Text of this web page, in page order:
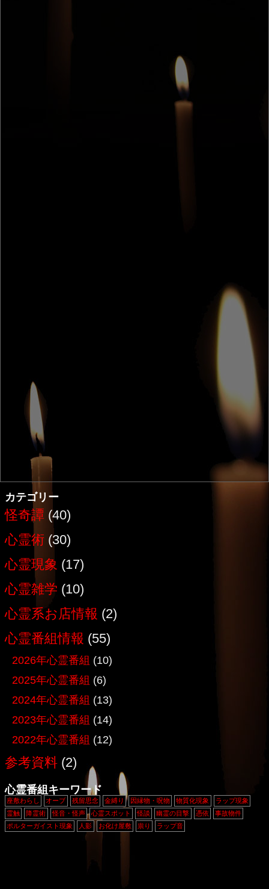
カテゴリー
怪奇譚 (40)
心霊術 (30)
心霊現象 (17)
心霊雑学 (10)
心霊系お店情報 (2)
心霊番組情報 (55)
2026年心霊番組 (10)
2025年心霊番組 (6)
2024年心霊番組 (13)
2023年心霊番組 (14)
2022年心霊番組 (12)
参考資料 (2)
心霊番組キーワード
座敷わらし オーブ 残留思念 金縛り 因縁物・呪物 物質化現象
ラップ現象
霊触
降霊術 怪音・怪声 心霊スポット 怪談 幽霊の目撃 憑依
事故物件
ポルターガイスト現象
人影 お化け屋敷 祟り ラップ音